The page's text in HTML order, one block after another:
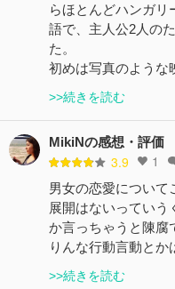
らほとんどハンガリ
語で、主人公2人の
た。
初めは写真のよう
>>続きを読む
MikiNの感想・評価
3.9 1
男女の恋愛について
展開はないっていう
か言っちゃうと陳腐
りんな行動言動と
>>続きを読む